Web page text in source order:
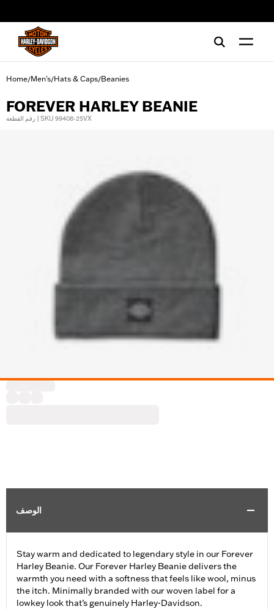
Home/Men's/Hats & Caps/Beanies
FOREVER HARLEY BEANIE
رقم القطعة | SKU 99408-25VX
الوصف
Stay warm and dedicated to legendary style in our Forever
Harley Beanie. Our Forever Harley Beanie delivers the
warmth you need with a softness that feels like wool, minus
the itch. Minimally branded with our woven label for a
lowkey look that’s genuinely Harley-Davidson.